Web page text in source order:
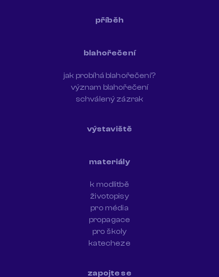
příběh
blahořečení
jak probíhá blahořečení?
význam blahořečení
schválený zázrak
výstaviště
materiály
k modlitbě
životopisy
pro média
propagace
pro školy
katecheze
zapojte se